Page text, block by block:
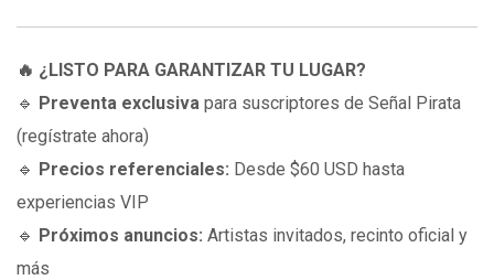
🔥 ¿LISTO PARA GARANTIZAR TU LUGAR?
🔹 Preventa exclusiva para suscriptores de Señal Pirata
(regístrate ahora)
🔹 Precios referenciales: Desde $60 USD hasta
experiencias VIP
🔹 Próximos anuncios: Artistas invitados, recinto oficial y
más